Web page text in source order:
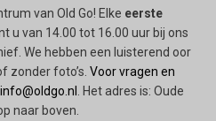
van Old Go! Elke eerste
u van 14.00 tot 16.00 uur bij ons
We hebben een luisterend oor
zonder foto’s. Voor vragen en
. Het adres is: Oude
naar boven.